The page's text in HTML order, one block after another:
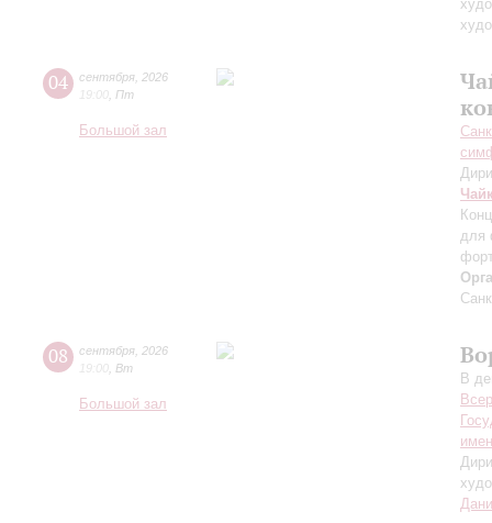
04 сентября 2026
19:00 Пт
Большой зал
для
08 сентября 2026
19:00 Вт
Большой зал
В